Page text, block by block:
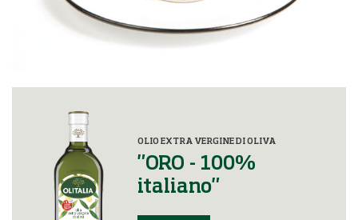
OLIO EXTRA VERGINE DI OLIVA
"ORO - 100%
italiano"